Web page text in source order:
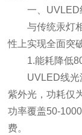
一、UVLED
与传统汞灯相
性上实现全面突
1.能耗降低
UVLED线光源
紫外光，功耗仅
功率覆盖50-
费。